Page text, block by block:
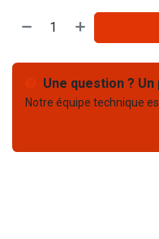
Une question ?
Notre équipe technique